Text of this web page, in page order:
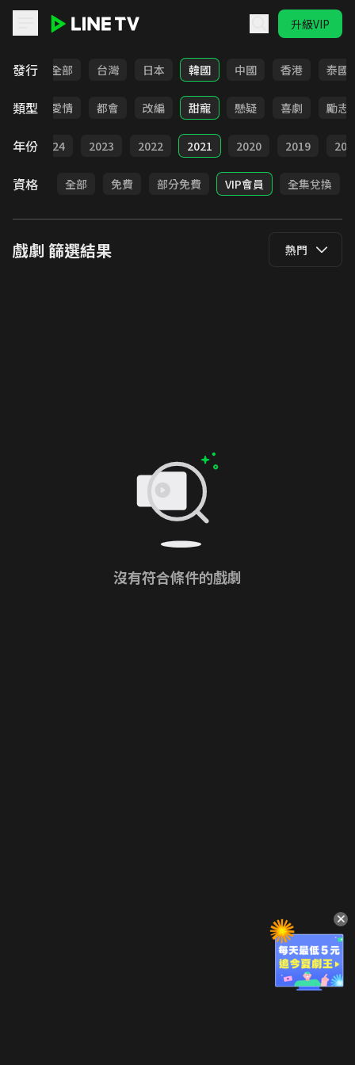
升級VIP
發行 全部 台灣 日本 韓國 中國 香港 泰國
類型
古裝 愛情 都會 改編 甜寵 懸疑 喜劇 勵志
年份 2024 2023 2022 2021 2020 2019
資格 全部 免費 部分免費 VIP會員 全集兌換
戲劇 篩選結果 熱門
沒有符合條件的戲劇